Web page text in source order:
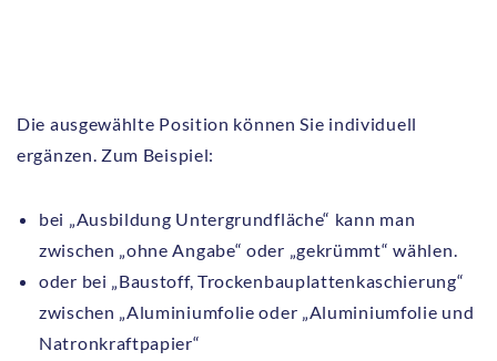
Die ausgewählte Position können Sie individuell
ergänzen. Zum Beispiel:
bei „Ausbildung Untergrundfläche“ kann man
zwischen „ohne Angabe“ oder „gekrümmt“ wählen.
oder bei „Baustoff, Trockenbauplattenkaschierung“
zwischen „Aluminiumfolie oder „Aluminiumfolie und
Natronkraftpapier“